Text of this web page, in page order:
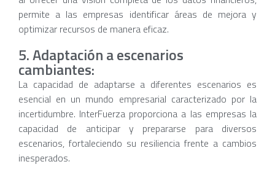
permite a las empresas identificar áreas de mejora y
optimizar recursos de manera eficaz.
5. Adaptación a escenarios
cambiantes:
La capacidad de adaptarse a diferentes escenarios es
esencial en un mundo empresarial caracterizado por la
incertidumbre. InterFuerza proporciona a las empresas la
capacidad de anticipar y prepararse para diversos
escenarios, fortaleciendo su resiliencia frente a cambios
inesperados.